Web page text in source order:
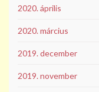
2020. április
2020. március
2019. december
2019. november